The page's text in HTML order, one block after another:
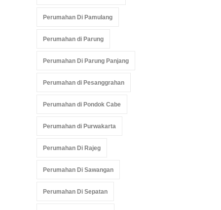
Perumahan Di Pamulang
Perumahan di Parung
Perumahan Di Parung Panjang
Perumahan di Pesanggrahan
Perumahan di Pondok Cabe
Perumahan di Purwakarta
Perumahan Di Rajeg
Perumahan Di Sawangan
Perumahan Di Sepatan